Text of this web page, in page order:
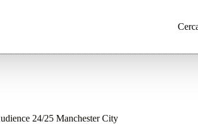
24/25 Manchester City